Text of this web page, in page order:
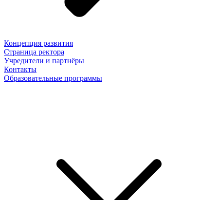
Концепция развития
Страница ректора
Учредители и партнёры
Контакты
Образовательные программы